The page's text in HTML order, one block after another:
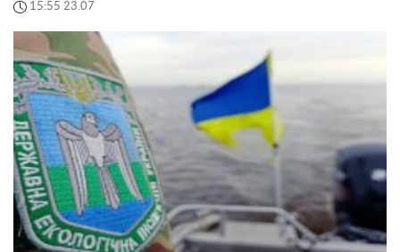
15:55 23.07